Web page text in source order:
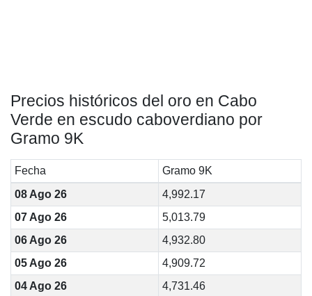
Precios históricos del oro en Cabo
Verde en escudo caboverdiano por
Gramo 9K
Fecha
Gramo 9K
08 Ago 26
4,992.17
07 Ago 26
5,013.79
06 Ago 26
4,932.80
05 Ago 26
4,909.72
04 Ago 26
4,731.46